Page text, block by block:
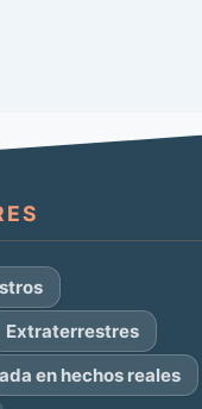
Extraterrestres
en hechos reales